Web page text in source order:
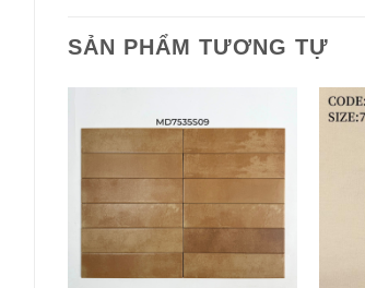
SẢN PHẨM TƯƠNG TỰ